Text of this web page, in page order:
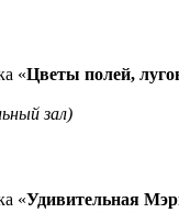
«Цветы полей,
зал)
«Удивительная